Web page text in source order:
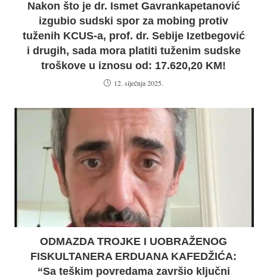
Nakon što je dr. Ismet Gavrankapetanović
izgubio sudski spor za mobing protiv
tuženih KCUS-a, prof. dr. Sebije Izetbegović
i drugih, sada mora platiti tuženim sudske
troškove u iznosu od: 17.620,20 KM!
12. siječnja 2025.
ODMAZDA TROJKE I UOBRAŽENOG
FISKULTANERA ERDUANA KAFEDŽIĆA:
“Sa teškim povredama završio ključni